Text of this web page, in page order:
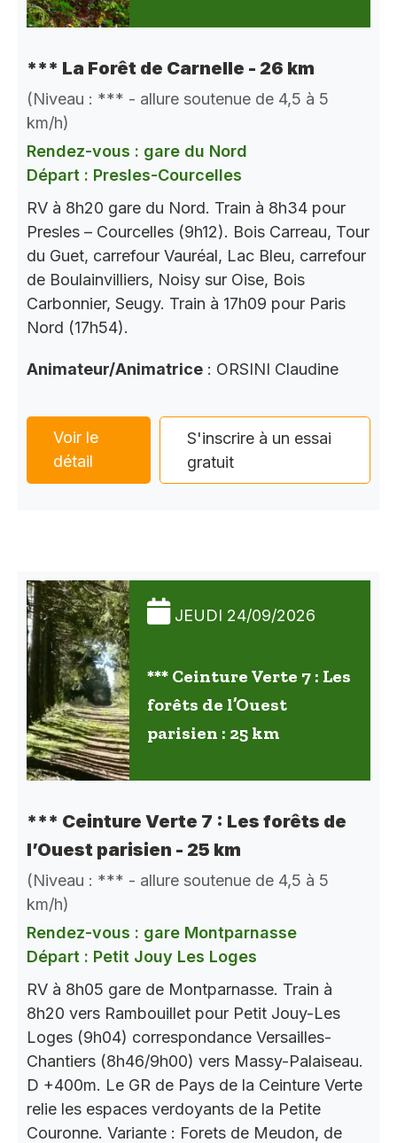
*** La Forêt de Carnelle - 26 km
(Niveau : *** - allure soutenue de 4,5 à 5
km/h)
Rendez-vous : gare du Nord
Départ : Presles-Courcelles
RV à 8h20 gare du Nord. Train à 8h34 pour
Presles – Courcelles (9h12). Bois Carreau, Tour
du Guet, carrefour Vauréal, Lac Bleu, carrefour
de Boulainvilliers, Noisy sur Oise, Bois
Carbonnier, Seugy. Train à 17h09 pour Paris
Nord (17h54).
Animateur/Animatrice : ORSINI Claudine
Voir le
détail
S'inscrire à un essai
gratuit
JEUDI 24/09/2026
*** Ceinture Verte 7 : Les
forêts de l’Ouest
parisien : 25 km
*** Ceinture Verte 7 : Les forêts de
l’Ouest parisien - 25 km
(Niveau : *** - allure soutenue de 4,5 à 5
km/h)
Rendez-vous : gare Montparnasse
Départ : Petit Jouy Les Loges
RV à 8h05 gare de Montparnasse. Train à
8h20 vers Rambouillet pour Petit Jouy-Les
Loges (9h04) correspondance Versailles-
Chantiers (8h46/9h00) vers Massy-Palaiseau.
D +400m. Le GR de Pays de la Ceinture Verte
relie les espaces verdoyants de la Petite
Couronne. Variante : Forets de Meudon, de